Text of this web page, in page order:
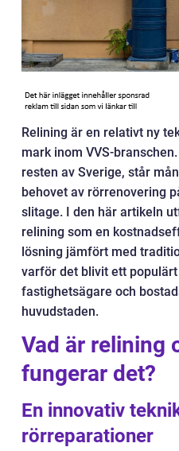
Relining är en relativt ny
mark inom VVS-
resten av Sverige, står
behovet av rörrenovering
slitage. I den här artikeln
relining som en
lösning jämfört med
varför det blivit ett
fastighetsägare och
huvudstaden.
Vad är relining
fungerar det?
En innovativ
rörreparationer